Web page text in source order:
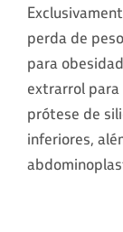
perda de
para
extrarrol
prótese de
inferiores,